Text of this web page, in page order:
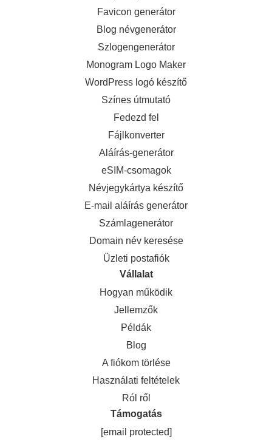
Favicon generátor
Blog névgenerátor
Szlogengenerátor
Monogram Logo Maker
WordPress logó készítő
Színes útmutató
Fedezd fel
Fájlkonverter
Aláírás-generátor
eSIM-csomagok
Névjegykártya készítő
E-mail aláírás generátor
Számlagenerátor
Domain név keresése
Üzleti postafiók
Vállalat
Hogyan működik
Jellemzők
Példák
Blog
A fiókom törlése
Használati feltételek
Ról ről
Támogatás
[email protected]